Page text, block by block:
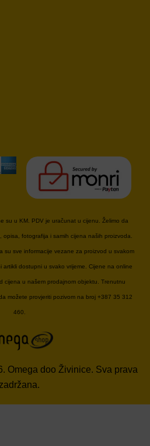
su u KM. PDV je uračunat u cijenu. Želimo da
fotografija i samih cijena naših proizvoda.
su sve informacije vezane za proizvod u svakom
dostupni u svako vrijeme. Cijene na online
cijena u našem prodajnom objektu. Trenutnu
možete provjeriti pozivom na broj +387 35 312
460.
Omega doo Živinice. Sva prava
zadržana.